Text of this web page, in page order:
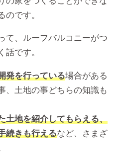
のです。
て、ルーフバルコニーがつ
です。
発を行っている場合がある
、土地の事どちらの知識も
土地を紹介してもらえる、
続きも行えるなど、さまざ